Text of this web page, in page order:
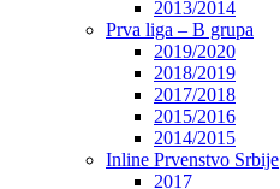
2013/2014
Prva liga – B grupa
2019/2020
2018/2019
2017/2018
2015/2016
2014/2015
Inline Prvenstvo Srbije
2017